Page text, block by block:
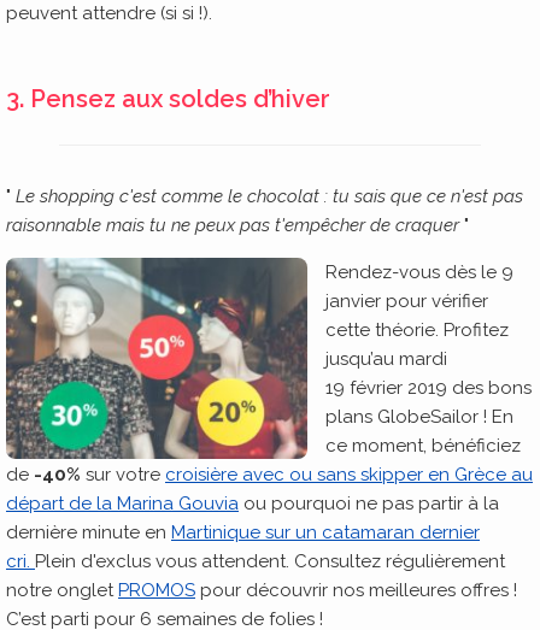
peuvent attendre (si si !).
3. Pensez aux soldes d’hiver
" Le shopping c'est comme le chocolat : tu sais que ce n'est pas
raisonnable mais tu ne peux pas t'empêcher de craquer"
Rendez-vous dès le 9
janvier pour vérifier
cette théorie. Profitez
jusqu’au mardi
19 février 2019 des bons
plans GlobeSailor ! En
ce moment, bénéficiez
de -40% sur votre croisière avec ou sans skipper en Grèce au
départ de la Marina Gouvia ou pourquoi ne pas partir à la
dernière minute en Martinique sur un catamaran dernier
cri. Plein d'exclus vous attendent. Consultez régulièrement
notre ongletPROMOS pour découvrir nos meilleures offres !
C’est parti pour 6 semaines de folies !